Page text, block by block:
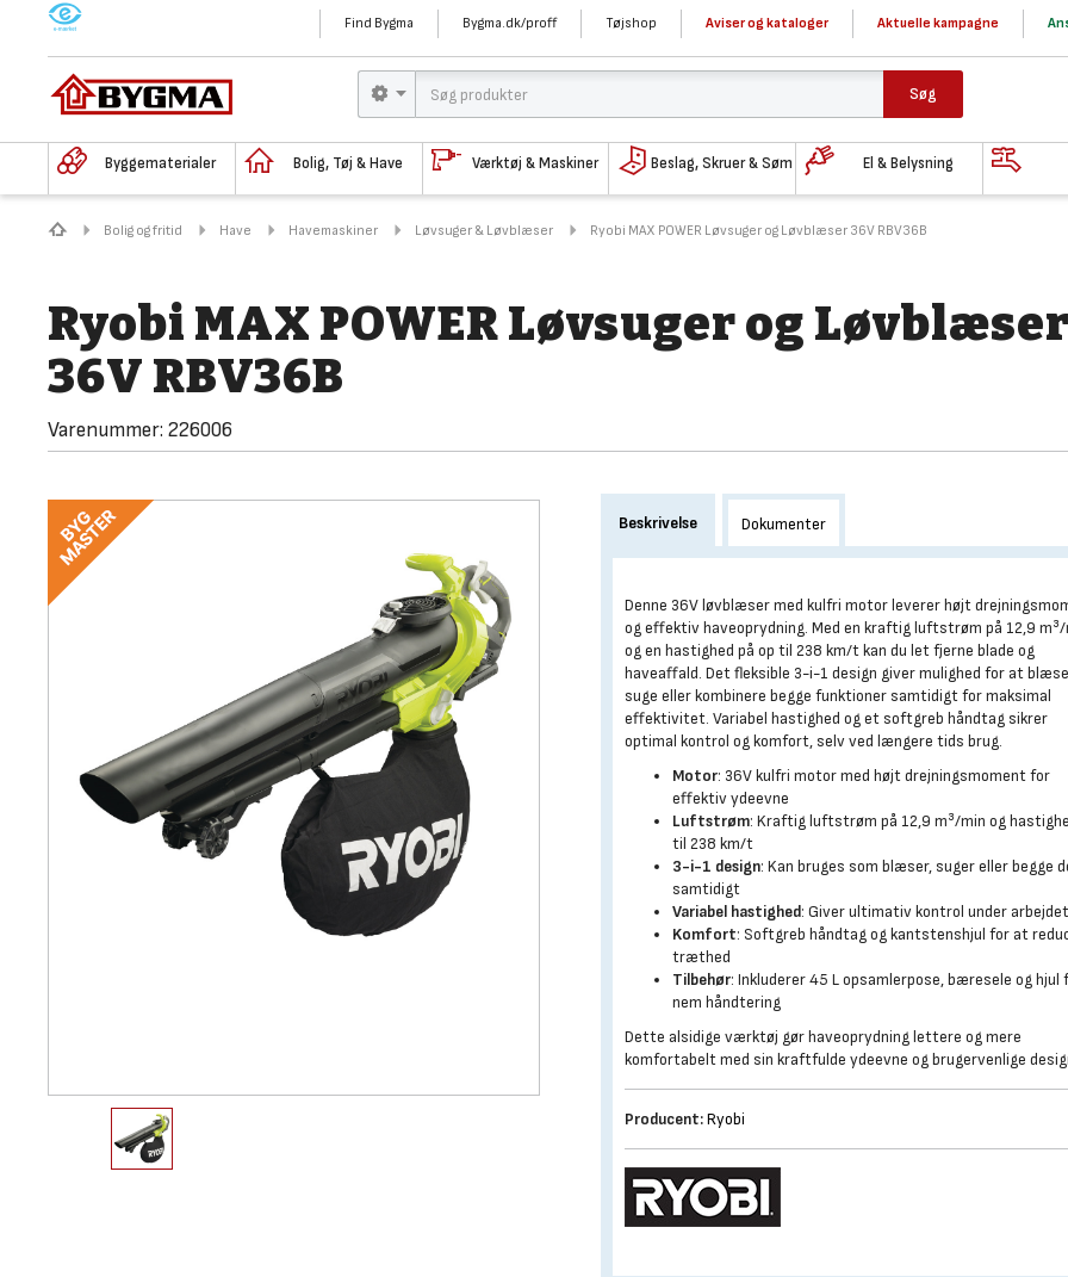
M Find Bygma Bygma.dk/proff Tøjshop Aviser og kataloger Aktuelle kampagne
Søg
Byggematerialer Bolig, Tøj & Have Værktøj & Maskiner Beslag, Skruer & Søm El & Belysning
Bolig og fritid Have Havemaskiner Løvsuger & Løvblæser Ryobi MAX POWER Løvsuger og Løvblæser 36V RBV36B
Ryobi MAX POWER Løvsuger og Løvblæser
36V RBV36B
Varenummer: 226006
Beskrivelse Dokumenter
Denne 36V løvblæser med kulfri motor leverer højt
og effektiv haveoprydning. Med en kraftig luftstrøm på 12,9 m³/
og en hastighed på op til 238 km/t kan du let fjerne blade og
haveaffald. Det fleksible 3-i-1 design giver mulighed for at
suge eller kombinere begge funktioner samtidigt for maksimal
effektivitet. Variabel hastighed og et softgreb håndtag sikrer
optimal kontrol og komfort, selv ved længere tids brug.
Motor: 36V kulfri motor med højt drejningsmoment for
effektiv ydeevne
Luftstrøm: Kraftig luftstrøm på 12,9 m³/min og
til 238 km/t
3-i-1 design: Kan bruges som blæser, suger eller begge
samtidigt
Variabel hastighed: Giver ultimativ kontrol under arbejdet
Komfort: Softgreb håndtag og kantstenshjul for at
træthed
Tilbehør: Inkluderer 45 L opsamlerpose, bæresele og hjul
nem håndtering
Dette alsidige værktøj gør haveoprydning lettere og mere
komfortabelt med sin kraftfulde ydeevne og brugervenlige
Producent:Ryobi